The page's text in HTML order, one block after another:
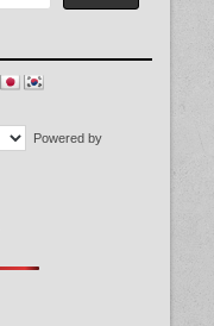
Powered by